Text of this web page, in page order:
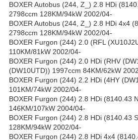
BOXER Autobus (244, Z_) 2.8 HDi
2798ccm 128KM/94kW 2002/04-
BOXER Autobus (244, Z_) 2.8 HDi 4x4
2798ccm 128KM/94kW 2002/04-
BOXER Furgon (244) 2.0 (RFL
110KM/81kW 2002/04-
BOXER Furgon (244) 2.0 HDi (RHV
(DW10UTD)) 1997ccm 84KM/62kW
BOXER Furgon (244) 2.2 HDi (4HY
101KM/74kW 2002/04-
BOXER Furgon (244) 2.8 HDi (8140.43
146KM/107kW 2004/04-
BOXER Furgon (244) 2.8 HDi (8140.43
128KM/94kW 2002/04-
BOXER Furgon (244) 2.8 HDi 4x4